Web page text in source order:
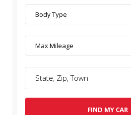
FIND MY CAR
Body Type
Max Mileage